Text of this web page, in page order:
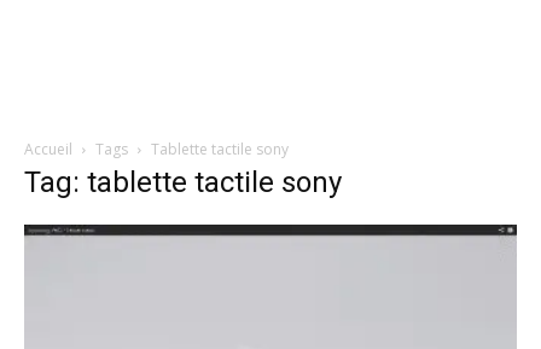
Accueil Tags Tablette tactile sony
Tag: tablette tactile sony